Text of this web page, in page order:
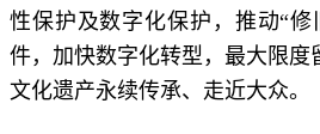
性保护及数字化保护，推动“
件，加快数字化转型，最大限度
文化遗产永续传承、走近大众。